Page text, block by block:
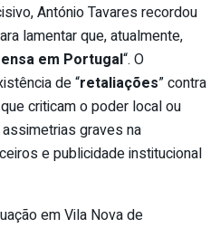
António Tavares recordou
lamentar que, atualmente,
em Portugal“. O
de “retaliações” contra
criticam o poder local ou
graves na
e publicidade institucional
em Vila Nova de